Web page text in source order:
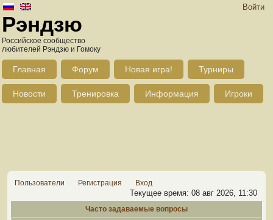
Войти
Рэндзю
Российское сообщество
любителей Рэндзю и Гомоку
Главная Форум Новая игра! Турниры
Новости Тренировка Информация Игроки
Пользователи Регистрация Вход
Текущее время: 08 авг 2026, 11:30
Часто задаваемые вопросы